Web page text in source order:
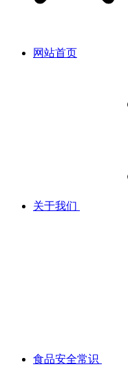
网站首页
关于我们
食品安全常识